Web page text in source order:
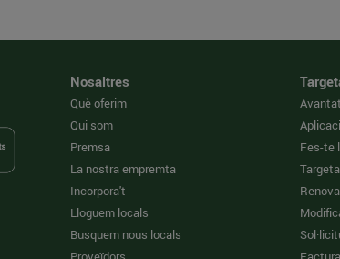
Nosaltres
Què oferim
Qui som
Premsa
La nostra empremta
Incorpora't
Lloguem locals
Busquem nous locals
Fes-te